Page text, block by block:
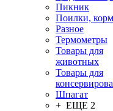
Пикник
Поилки,
Разное
Термометры
Товары для
животных
Товары для
Шпагат
+ ЕЩЕ 2